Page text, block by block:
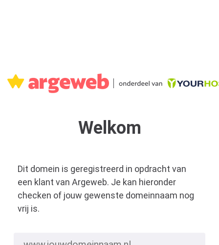
Welkom
Dit domein is geregistreerd in opdracht van
een klant van Argeweb. Je kan hieronder
checken of jouw gewenste domeinnaam nog
vrij is.